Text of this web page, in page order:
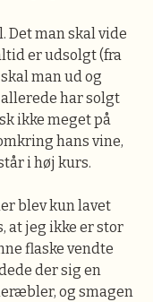
Det man skal vide
er udsolgt (fra
man ud og
har solgt
ikke meget på
hans vine,
i høj kurs.
blev kun lavet
at jeg ikke er stor
flaske vendte
der sig en
og smagen